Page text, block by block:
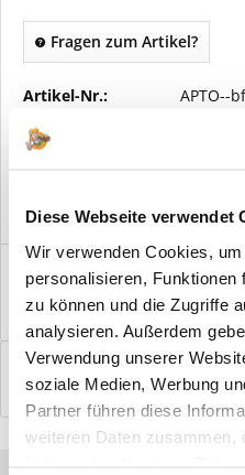
Diese Webseite verwendet
Wir verwenden Cookies,
personalisieren, Funktionen
zu können und die Zugriffe
analysieren. Außerdem
Verwendung unserer
soziale Medien, Werbung
Partner führen diese
weiteren Daten zusammen,
Fragen zum Artikel?
Artikel-Nr.: APTO--
Vorteile
Windfangelemente online am
einbaufertig bestellen. In
Bewertungen
0
Bewertungen lesen,